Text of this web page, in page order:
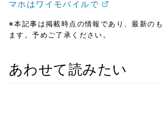
マホはワイモバイルで
※本記事は掲載時点の情報であり、最新の
ます。予めご了承ください。
あわせて読みたい